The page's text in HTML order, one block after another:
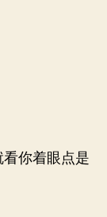
你着眼点是